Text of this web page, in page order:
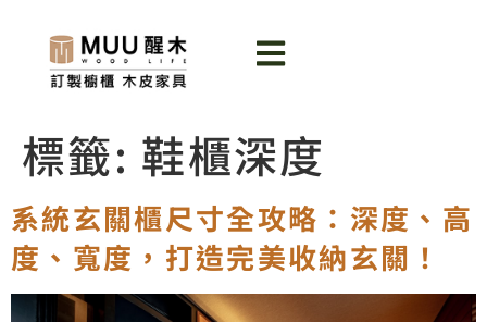
標籤: 鞋櫃深度
系統玄關櫃尺寸全攻略：深度、高
度、寬度，打造完美收納玄關！